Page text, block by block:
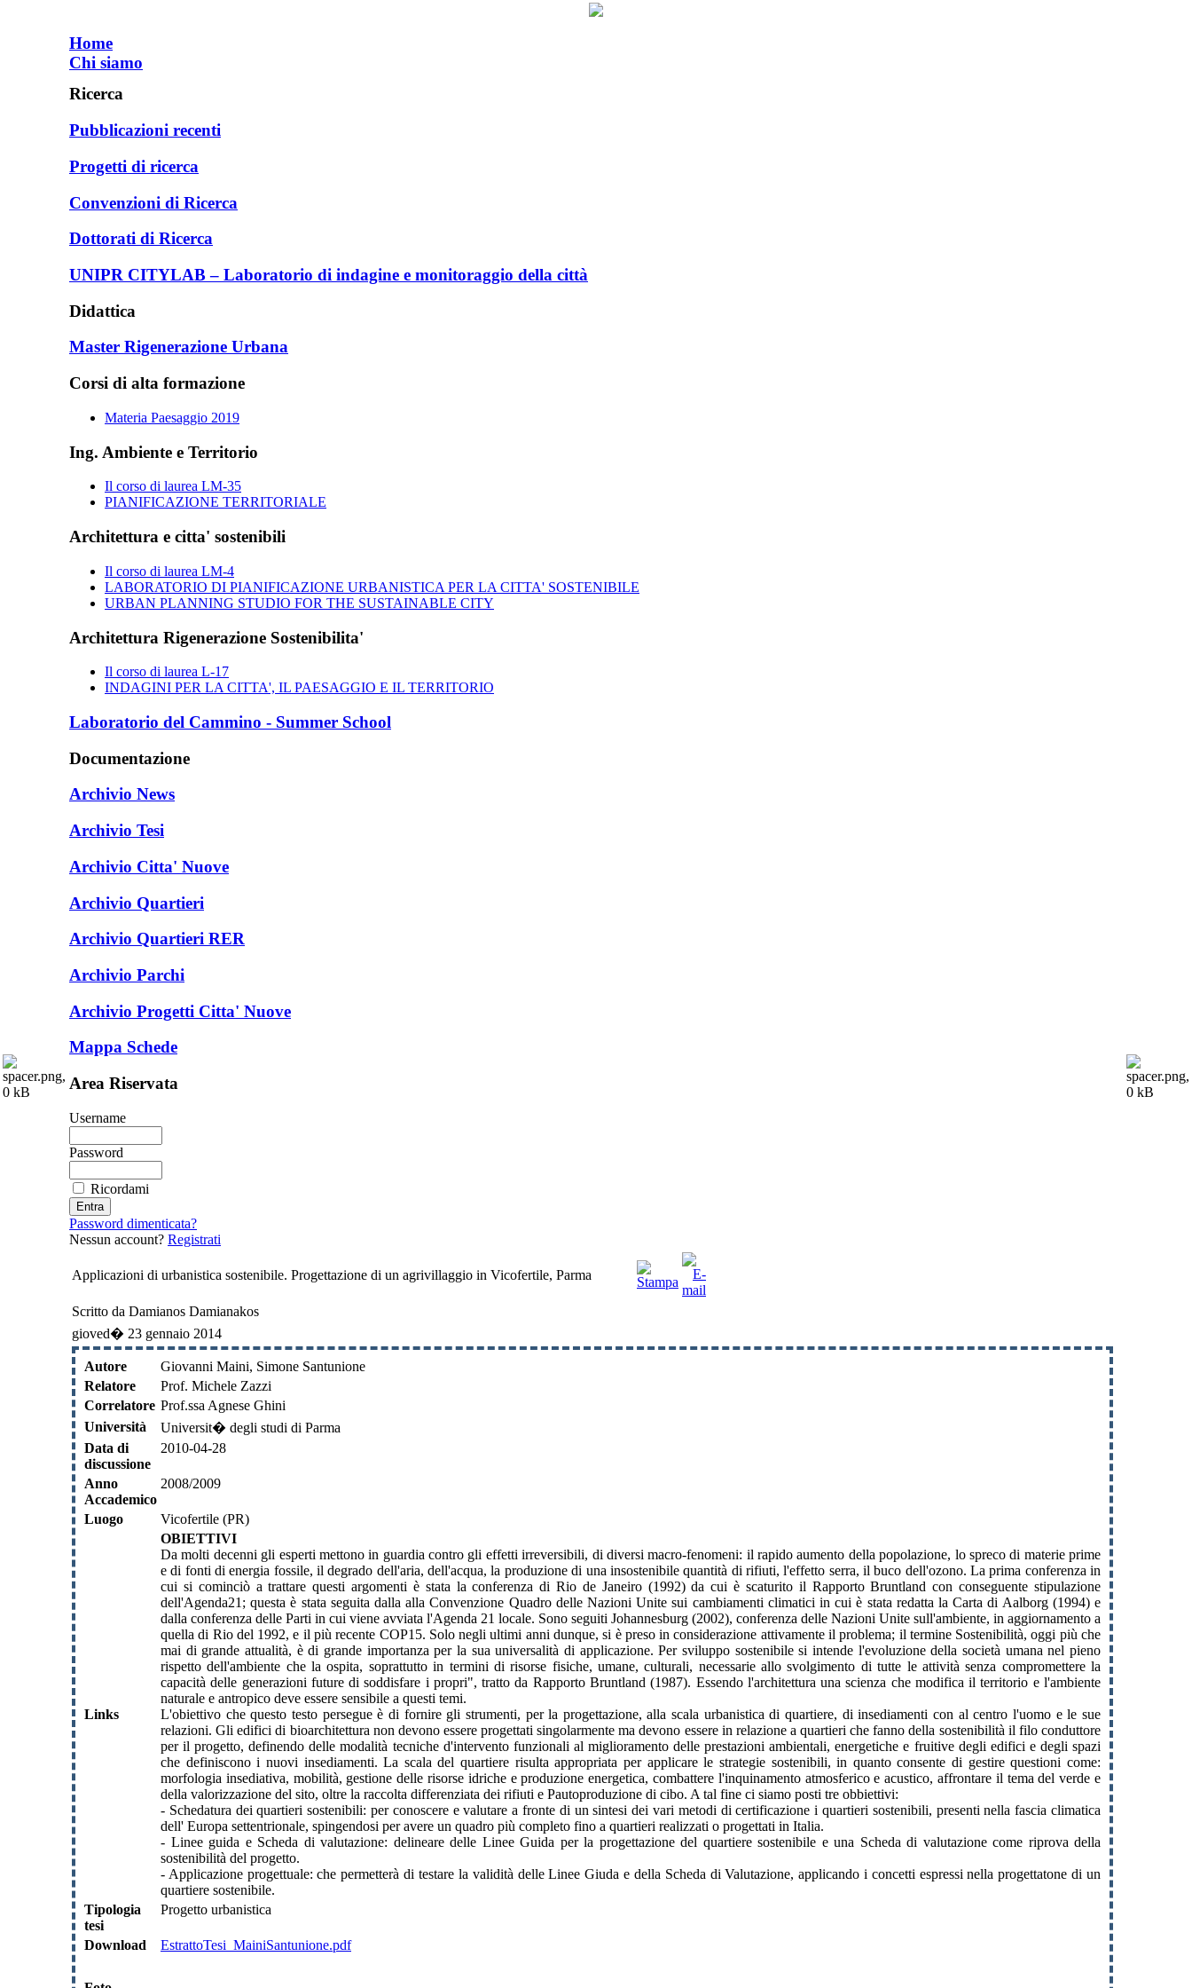
Home
Chi siamo
Ricerca
Pubblicazioni recenti
Progetti di ricerca
Convenzioni di Ricerca
Dottorati di Ricerca
UNIPR CITYLAB – Laboratorio di indagine e monitoraggio della città
Didattica
Master Rigenerazione Urbana
Corsi di alta formazione
Materia Paesaggio 2019
Ing. Ambiente e Territorio
Il corso di laurea LM-35
PIANIFICAZIONE TERRITORIALE
Architettura e citta' sostenibili
Il corso di laurea LM-4
LABORATORIO DI PIANIFICAZIONE URBANISTICA PER LA CITTA' SOSTENIBILE
URBAN PLANNING STUDIO FOR THE SUSTAINABLE CITY
Architettura Rigenerazione Sostenibilita'
Il corso di laurea L-17
INDAGINI PER LA CITTA', IL PAESAGGIO E IL TERRITORIO
Laboratorio del Cammino - Summer School
Documentazione
Archivio News
Archivio Tesi
Archivio Citta' Nuove
Archivio Quartieri
Archivio Quartieri RER
Archivio Parchi
Archivio Progetti Citta' Nuove
Mappa Schede
Area Riservata
Username
Password
Ricordami
Password dimenticata?
Nessun account? Registrati
Applicazioni di urbanistica sostenibile. Progettazione di un agrivillaggio in Vicofertile, Parma
Scritto da Damianos Damianakos
gioved� 23 gennaio 2014
Autore
Giovanni Maini, Simone Santunione
Relatore
Prof. Michele Zazzi
Correlatore Prof.ssa Agnese Ghini
Università
Universit� degli studi di Parma
Data di
discussione
2010-04-28
Anno
Accademico
2008/2009
Luogo Vicofertile (PR)
Links
OBIETTIVI
Da molti decenni gli esperti mettono in guardia contro gli effetti irreversibili, di diversi macro-fenomeni: il rapido aumento della popolazione, lo spreco di materie prime
e di fonti di energia fossile, il degrado dell'aria, dell'acqua, la produzione di una insostenibile quantità di rifiuti, l'effetto serra, il buco dell'ozono. La prima conferenza in
cui si cominciò a trattare questi argomenti è stata la conferenza di Rio de Janeiro (1992) da cui è scaturito il Rapporto Bruntland con conseguente stipulazione
dell'Agenda21; questa è stata seguita dalla alla Convenzione Quadro delle Nazioni Unite sui cambiamenti climatici in cui è stata redatta la Carta di Aalborg (1994) e
dalla conferenza delle Parti in cui viene avviata l'Agenda 21 locale. Sono seguiti Johannesburg (2002), conferenza delle Nazioni Unite sull'ambiente, in aggiornamento a
quella di Rio del 1992, e il più recente COP15. Solo negli ultimi anni dunque, si è preso in considerazione attivamente il problema; il termine Sostenibilità, oggi più che
mai di grande attualità, è di grande importanza per la sua universalità di applicazione. Per sviluppo sostenibile si intende l'evoluzione della società umana nel pieno
rispetto dell'ambiente che la ospita, soprattutto in termini di risorse fisiche, umane, culturali, necessarie allo svolgimento di tutte le attività senza compromettere la
capacità delle generazioni future di soddisfare i propri", tratto da Rapporto Bruntland (1987). Essendo l'architettura una scienza che modifica il territorio e l'ambiente
naturale e antropico deve essere sensibile a questi temi.
L'obiettivo che questo testo persegue è di fornire gli strumenti, per la progettazione, alla scala urbanistica di quartiere, di insediamenti con al centro l'uomo e le sue
relazioni. Gli edifici di bioarchitettura non devono essere progettati singolarmente ma devono essere in relazione a quartieri che fanno della sostenibilità il filo conduttore
per il progetto, definendo delle modalità tecniche d'intervento funzionali al miglioramento delle prestazioni ambientali, energetiche e fruitive degli edifici e degli spazi
che definiscono i nuovi insediamenti. La scala del quartiere risulta appropriata per applicare le strategie sostenibili, in quanto consente di gestire questioni come:
morfologia insediativa, mobilità, gestione delle risorse idriche e produzione energetica, combattere l'inquinamento atmosferico e acustico, affrontare il tema del verde e
della valorizzazione del sito, oltre la raccolta differenziata dei rifiuti e Pautoproduzione di cibo. A tal fine ci siamo posti tre obbiettivi:
- Schedatura dei quartieri sostenibili: per conoscere e valutare a fronte di un sintesi dei vari metodi di certificazione i quartieri sostenibili, presenti nella fascia climatica
dell' Europa settentrionale, spingendosi per avere un quadro più completo fino a quartieri realizzati o progettati in Italia.
- Linee guida e Scheda di valutazione: delineare delle Linee Guida per la progettazione del quartiere sostenibile e una Scheda di valutazione come riprova della
sostenibilità del progetto.
- Applicazione progettuale: che permetterà di testare la validità delle Linee Giuda e della Scheda di Valutazione, applicando i concetti espressi nella progettatone di un
quartiere sostenibile.
Tipologia
tesi
Progetto urbanistica
Download EstrattoTesi_MainiSantunione.pdf